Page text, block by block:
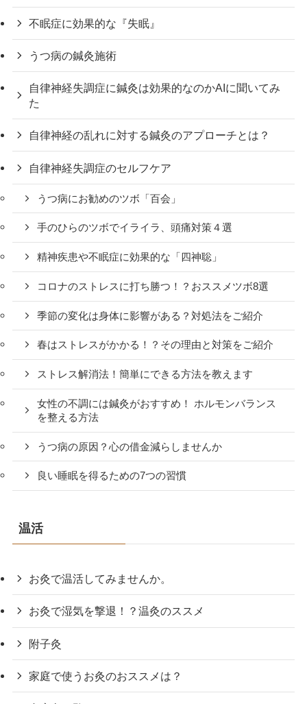
不眠症に効果的な『失眠』
うつ病の鍼灸施術
自律神経失調症に鍼灸は効果的なのかAIに聞いてみ
た
自律神経の乱れに対する鍼灸のアプローチとは？
自律神経失調症のセルフケア
うつ病にお勧めのツボ「百会」
手のひらのツボでイライラ、頭痛対策４選
精神疾患や不眠症に効果的な「四神聡」
コロナのストレスに打ち勝つ！？おススメツボ8選
季節の変化は身体に影響がある？対処法をご紹介
春はストレスがかかる！？その理由と対策をご紹介
ストレス解消法！簡単にできる方法を教えます
女性の不調には鍼灸がおすすめ！ ホルモンバランス
を整える方法
うつ病の原因？心の借金減らしませんか
良い睡眠を得るための7つの習慣
温活
お灸で温活してみませんか。
お灸で湿気を撃退！？温灸のススメ
附子灸
家庭で使うお灸のおススメは？